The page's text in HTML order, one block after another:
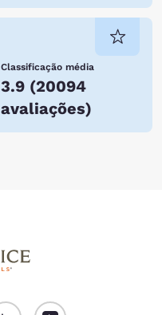
Classificação média
3.9 (20094
avaliações)